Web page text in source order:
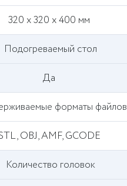
320 x 320 x 400 мм
Подогреваемый стол
Да
форматы файлов
OBJ, AMF, GCODE
Количество головок